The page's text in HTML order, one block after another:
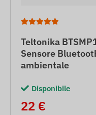
Teltonika
Sensore
ambientale
Disponibile
22 €